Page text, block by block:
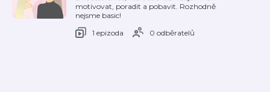
motivovat, poradit a pobavit. Rozhodně
nejsme basic!
1 epizoda
0 odběratelů